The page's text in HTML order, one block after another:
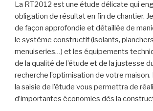
La RT2012 est une étude délicate qui
obligation de résultat en fin de chantier.
de façon approfondie et détaillée de
le système constructif (isolants,
menuiseries…) et les équipements
de la qualité de l’étude et de la justesse
recherche l’optimisation de votre maison.
la saisie de l’étude vous permettra de
d’importantes économies dès la